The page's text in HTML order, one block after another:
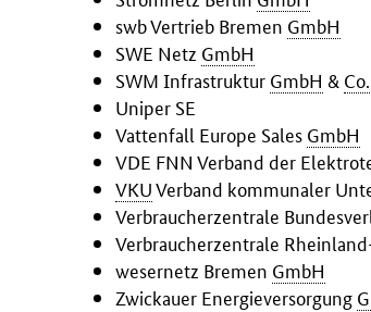
swb Vertrieb Bremen GmbH
SWE Netz GmbH
SWM Infrastruktur GmbH & Co.
Uniper SE
Vattenfall Europe Sales GmbH
VDE FNN Verband der
VKUVerband kommunaler
Verbraucherzentrale
Verbraucherzentrale
wesernetz Bremen GmbH
Zwickauer Energieversorgung